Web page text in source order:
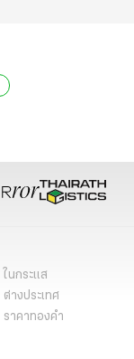
ในกระแส
ต่างประเทศ
ราคาทองคำ